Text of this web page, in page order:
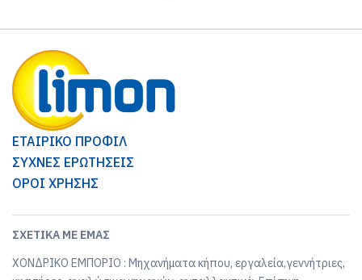
ΕΤΑΙΡΙΚΟ ΠΡΟΦΙΛ
ΣΥΧΝΕΣ ΕΡΩΤΗΣΕΙΣ
ΟΡΟΙ ΧΡΗΣΗΣ
ΣΧΕΤΙΚΆ ΜΕ ΕΜΆΣ
ΧΟΝΔΡΙΚΟ ΕΜΠΟΡΙΟ : Μηχανήματα κήπου, εργαλεία,γεννήτριες,